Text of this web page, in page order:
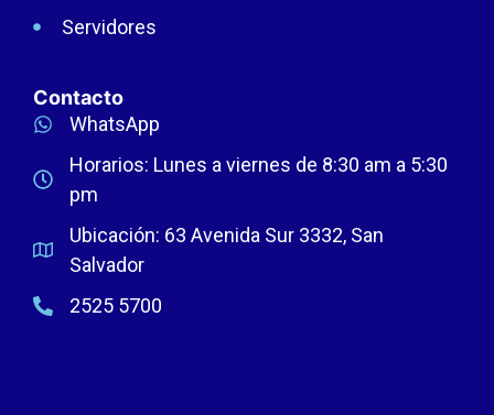
Servidores
Contacto
WhatsApp
Horarios: Lunes a viernes de 8:30 am a 5:30
pm
Ubicación: 63 Avenida Sur 3332, San
Salvador
2525 5700